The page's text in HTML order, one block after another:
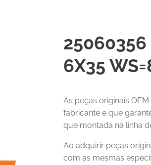
25060356
6X35
As peças originais
fabricante e que
que montada na linha
Ao adquirir peças
com as mesmas